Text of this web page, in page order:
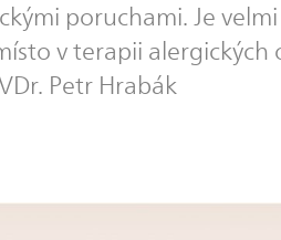
poruchami. Je
v terapii alergických
Petr Hrabák